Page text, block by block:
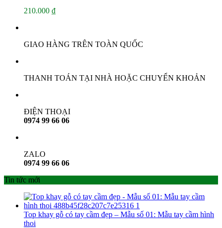
210.000 ₫
GIAO HÀNG TRÊN TOÀN QUỐC
THANH TOÁN TẠI NHÀ HOẶC CHUYỂN KHOẢN
ĐIỆN THOẠI
0974 99 66 06
ZALO
0974 99 66 06
Tin tức mới
Top khay gỗ có tay cầm đẹp – Mẫu số 01: Mẫu tay cầm hình
thoi